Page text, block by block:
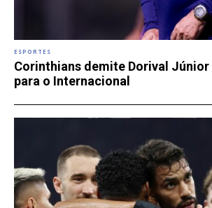
ESPORTES
Corinthians demite Dorival
para o Internacional